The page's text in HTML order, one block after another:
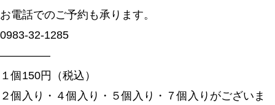
お電話でのご予約も承ります。
0983-32-1285
————–
１個150円（税込）
２個入り・４個入り・５個入り・７個入りがございま